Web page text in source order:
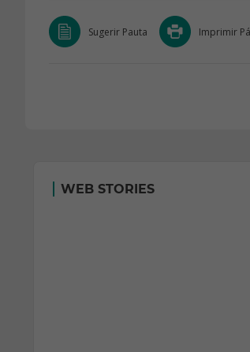
Sugerir Pauta Imprimir
WEB STORIES